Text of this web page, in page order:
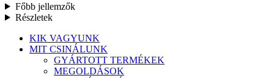
Főbb jellemzők
Részletek
Menü
bezárása
KIK VAGYUNK
MIT CSINÁLUNK
GYÁRTOTT TERMÉKEK
MEGOLDÁSOK